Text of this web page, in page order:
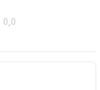
0,0